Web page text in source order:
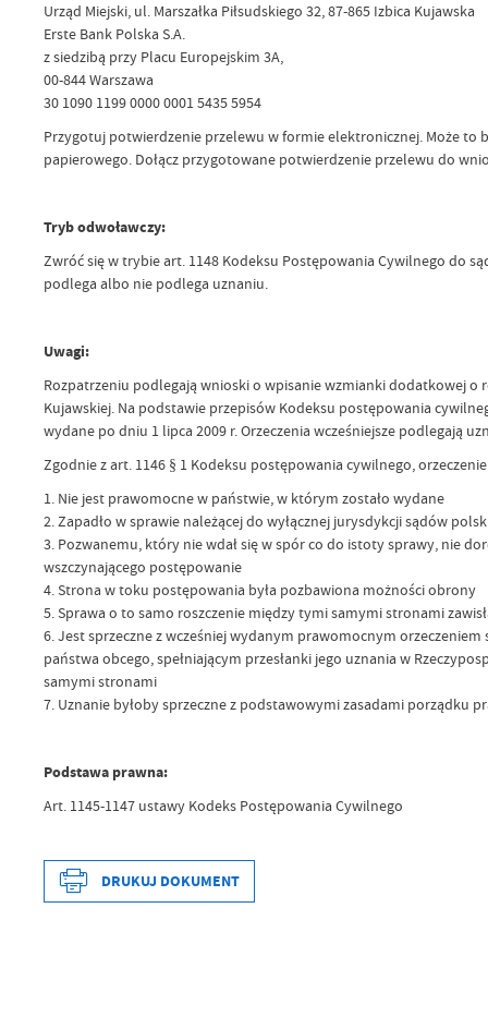
Urząd Miejski, ul. Marszałka Piłsudskiego 32, 87-865 Izbica Kujawska
Erste Bank Polska S.A.
z siedzibą przy Placu Europejskim 3A,
00-844 Warszawa
30 1090 1199 0000 0001 5435 5954
Przygotuj potwierdzenie przelewu w formie elektronicznej. Może
papierowego. Dołącz przygotowane potwierdzenie przelewu do
Tryb odwoławczy:
Zwróć się w trybie art. 1148 Kodeksu Postępowania Cywilnego do
podlega albo nie podlega uznaniu.
Uwagi:
Rozpatrzeniu podlegają wnioski o wpisanie wzmianki dodatkowej o
Kujawskiej. Na podstawie przepisów Kodeksu postępowania
wydane po dniu 1 lipca 2009 r. Orzeczenia wcześniejsze podlegają
Zgodnie z art. 1146 § 1 Kodeksu postępowania cywilnego,
1. Nie jest prawomocne w państwie, w którym zostało wydane
2. Zapadło w sprawie należącej do wyłącznej jurysdykcji sądów
3. Pozwanemu, który nie wdał się w spór co do istoty sprawy, nie
wszczynającego postępowanie
4. Strona w toku postępowania była pozbawiona możności obrony
5. Sprawa o to samo roszczenie między tymi samymi stronami
6. Jest sprzeczne z wcześniej wydanym prawomocnym
państwa obcego, spełniającym przesłanki jego uznania w
samymi stronami
7. Uznanie byłoby sprzeczne z podstawowymi zasadami porządku
Podstawa prawna:
Art. 1145-1147 ustawy Kodeks Postępowania Cywilnego
Data wytworzenia
DRUKUJ DOKUMENT